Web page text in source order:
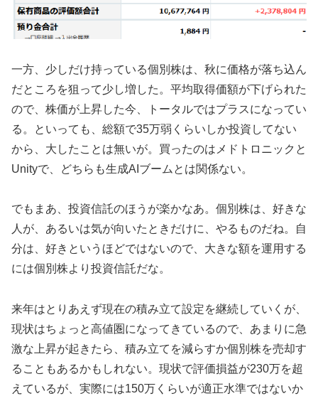
一方、少しだけ持っている個別株は、秋に価格が落ち込ん
だところを狙って少し増した。平均取得価額が下げられた
ので、株価が上昇した今、トータルではプラスになってい
る。といっても、総額で35万弱くらいしか投資してない
から、大したことは無いが。買ったのはメドトロニックと
Unityで、どちらも生成AIブームとは関係ない。
でもまあ、投資信託のほうが楽かなあ。個別株は、好きな
人が、あるいは気が向いたときだけに、やるものだね。自
分は、好きというほどではないので、大きな額を運用する
には個別株より投資信託だな。
来年はとりあえず現在の積み立て設定を継続していくが、
現状はちょっと高値圏になってきているので、あまりに急
激な上昇が起きたら、積み立てを減らすか個別株を売却す
ることもあるかもしれない。現状で評価損益が230万を超
えているが、実際には150万くらいが適正水準ではないか